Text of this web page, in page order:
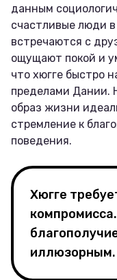
данным
счастливые люди
встречаются с
ощущают покой и
что хюгге быстро
пределами Дании.
образ жизни
стремление к
поведения.
Хюгге
иллюзорным.